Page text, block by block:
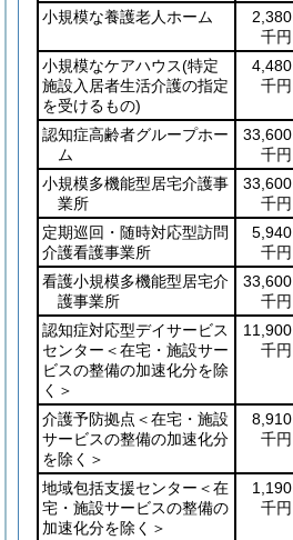
小規模な養護老人ホーム
2,380
千円
小規模なケアハウス(特定
施設入居者生活介護の指定
を受けるもの)
4,480
千円
認知症高齢者グループホー
ム
33,600
千円
小規模多機能型居宅介護事
業所
33,600
千円
定期巡回・随時対応型訪問
介護看護事業所
5,940
千円
看護小規模多機能型居宅介
護事業所
33,600
千円
認知症対応型デイサービス
センター＜在宅・施設サー
ビスの整備の加速化分を除
く＞
11,900
千円
介護予防拠点＜在宅・施設
サービスの整備の加速化分
を除く＞
8,910
千円
地域包括支援センター＜在
宅・施設サービスの整備の
加速化分を除く＞
1,190
千円